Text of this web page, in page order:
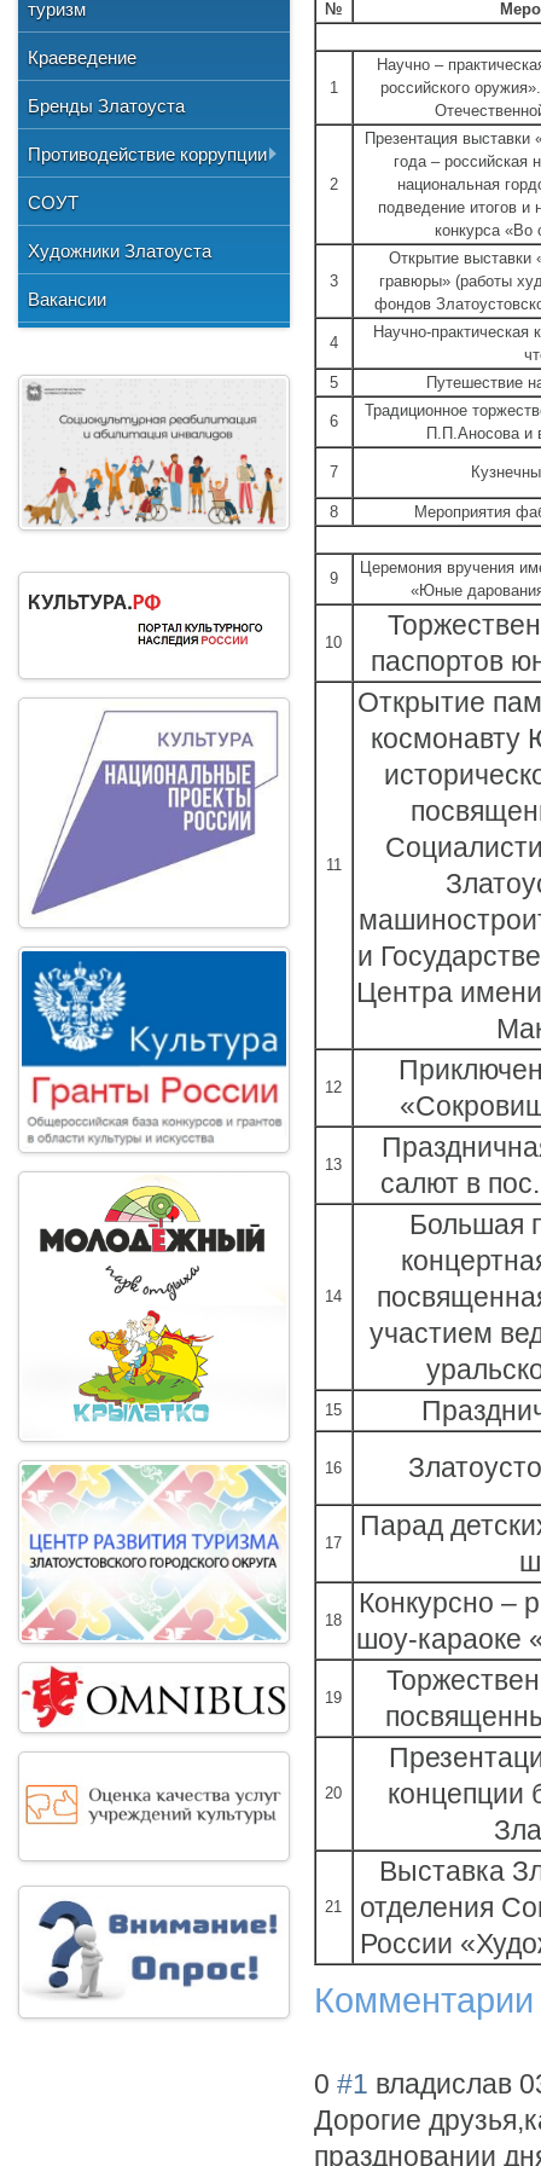
№
1
Научно –
российского
2
Презентация выставки
года – российская
национальная
подведение итогов и
конкурса «Во
3
Открытие выставки
гравюры» (работы
фондов
4
Научно-
5
Путешествие
6
Традиционное
П.П.Аносова и
7
8 Мероприятия
9
Церемония вручения
«Юные
10
паспортов
11
Открытие
космонавту
и
Центра
12
13
салют в
14
Большая
участием
15
16
17
Парад
18
Конкурсно –
шоу-караоке
19
20
концепции
21
Выставка
отделения
России
Комментарии
0 #1 владислав
Дорогие
праздновании
Учетная политика
и отдыха
№3"
"Детская школа искусств №1"
"Детская школа искусств №3"
Городской методический совет
Национальные культурные
центры
Литературное объединение
"Мартен"
Профсоюзная организация
обслуживания
Нормативно-правовая база
Фото
Видео
туризм
Краеведение
Бренды Златоуста
Противодействие коррупции
Документы
Сведения о доходах
Формы документов
СОУТ
Художники Златоуста
Вакансии